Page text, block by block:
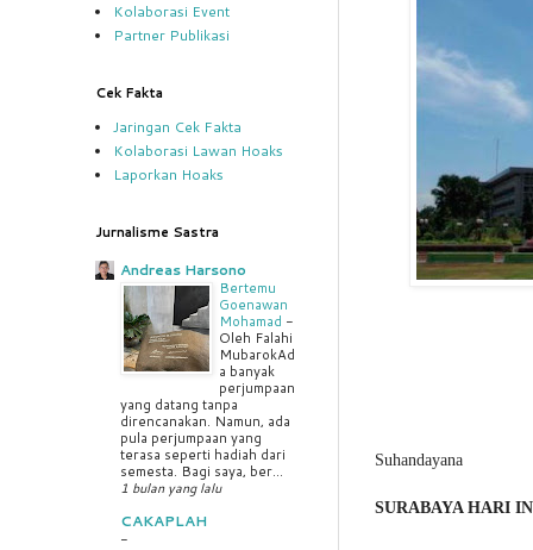
Suhandayana
SURABAYA HARI
Kolaborasi Event
Partner Publikasi
Cek Fakta
Jaringan Cek Fakta
Kolaborasi Lawan Hoaks
Laporkan Hoaks
Jurnalisme Sastra
Andreas Harsono
Bertemu
Goenawan
Mohamad -
Oleh Falahi
MubarokAd
a banyak
perjumpaan
yang datang tanpa
direncanakan. Namun, ada
pula perjumpaan yang
terasa seperti hadiah dari
semesta. Bagi saya, ber...
1 bulan yang lalu
CAKAPLAH
-